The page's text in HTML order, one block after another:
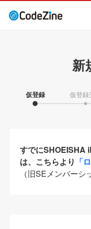
新
仮登録 仮登録
すでにSHOEISHA
は、こちらより 「
（旧SEメンバーシ